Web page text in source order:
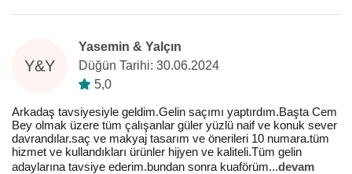
Y&Y
Yasemin & Yalçın
Düğün Tarihi: 30.06.2024
5,0
Arkadaş tavsiyesiyle geldim.Gelin saçımı yaptırdım.Başta Cem
Bey olmak üzere tüm çalışanlar güler yüzlü naif ve konuk sever
davrandılar.saç ve makyaj tasarım ve önerileri 10 numara.tüm
hizmet ve kullandıkları ürünler hijyen ve kaliteli.Tüm gelin
adaylarına tavsiye ederim.bundan sonra kuaförüm...devam